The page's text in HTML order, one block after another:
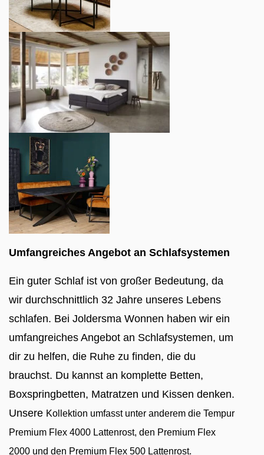
Umfangreiches Angebot an Schlafsystemen
Ein guter Schlaf ist von großer Bedeutung, da
wir durchschnittlich 32 Jahre unseres Lebens
schlafen. Bei Joldersma Wonnen haben wir ein
umfangreiches Angebot an Schlafsystemen, um
dir zu helfen, die Ruhe zu finden, die du
brauchst. Du kannst an komplette Betten,
Boxspringbetten, Matratzen und Kissen denken.
Unsere Kollektion umfasst unter anderem die Tempur
Premium Flex 4000 Lattenrost, den Premium Flex
2000 und den Premium Flex 500 Lattenrost.